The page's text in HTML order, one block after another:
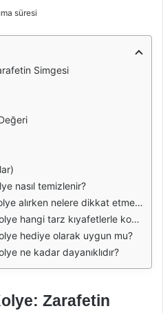
süresi
Simgesi
nasıl temizlenir?
alırken nelere dikkat etmeliyim?
tarz kıyafetlerle kombinlenir?
hediye olarak uygun mu?
ne kadar dayanıklıdır?
Zarafetin